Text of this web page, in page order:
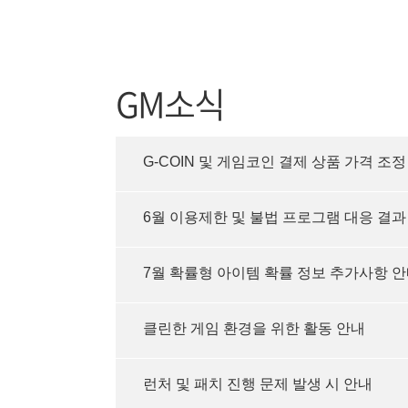
GM소식
G-COIN 및 게임코인 결제 상품 가격 조정
6월 이용제한 및 불법 프로그램 대응 결과
7월 확률형 아이템 확률 정보 추가사항 안
클린한 게임 환경을 위한 활동 안내
런처 및 패치 진행 문제 발생 시 안내